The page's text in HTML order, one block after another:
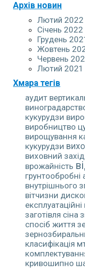
Архів новин
Лютий 2022
Січень 2022
Грудень
Жовтень
Червень
Лютий 2021
Хмара тегів
аудит
кукурудзи
виробництво
вирощування
кукурудзи
виховний захід
врожайність
грунтообробні
внутрішнього
вітчизни
заготівля сіна
спосіб життя
класифікація
кривошипно